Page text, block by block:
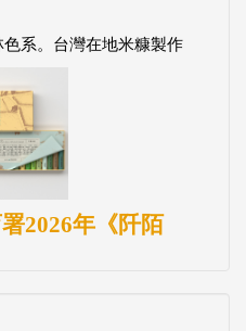
系。台灣在地米糠製作
2026年《阡陌